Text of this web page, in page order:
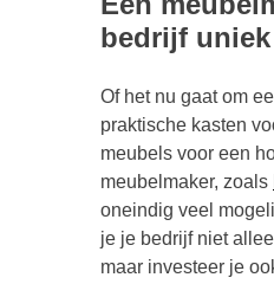
bedrijf uniek
Of het nu gaat om
praktische kasten
meubels voor een
meubelmaker, zoals
oneindig veel
je je bedrijf niet
maar investeer je